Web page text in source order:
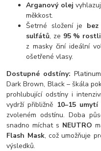
Arganový olej
měkkost.
Šetrné složení je
sulfátů, ze 95 %
z masky činí ideální
ošetřené vlasy.
Dostupné odstíny:
Dark Brown, Black – škála
prohlubující odstíny i
vydrží přibližně 10–15 umytí
zvoleném odstínu. Doba
snadno míchat s NEUTRO
Flash Mask, což umožňuje
výsledků.